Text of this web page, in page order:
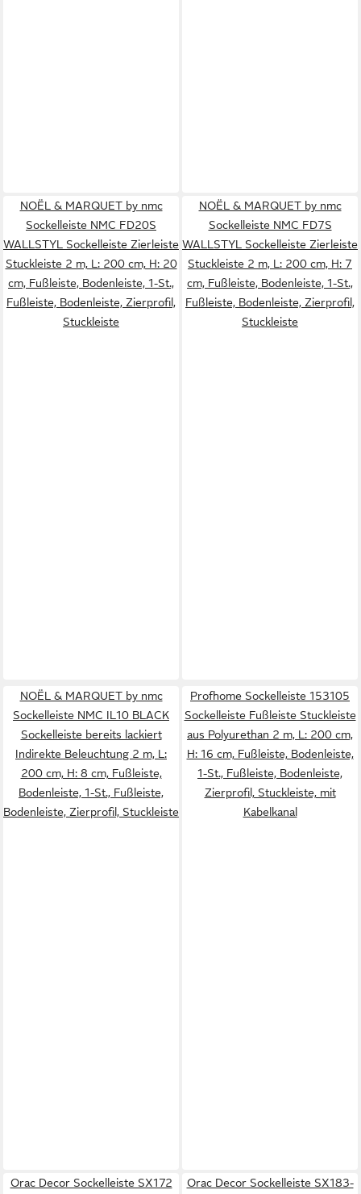
NOËL & MARQUET by nmc
Sockelleiste NMC FD20S
WALLSTYL Sockelleiste Zierleiste
Stuckleiste 2 m, L: 200 cm, H: 20
cm, Fußleiste, Bodenleiste, 1-St.,
Fußleiste, Bodenleiste, Zierprofil,
Stuckleiste
NOËL & MARQUET by nmc
Sockelleiste NMC FD7S
WALLSTYL Sockelleiste Zierleiste
Stuckleiste 2 m, L: 200 cm, H: 7
cm, Fußleiste, Bodenleiste, 1-St.,
Fußleiste, Bodenleiste, Zierprofil,
Stuckleiste
NOËL & MARQUET by nmc
Sockelleiste NMC IL10 BLACK
Sockelleiste bereits lackiert
Indirekte Beleuchtung 2 m, L:
200 cm, H: 8 cm, Fußleiste,
Bodenleiste, 1-St., Fußleiste,
Bodenleiste, Zierprofil, Stuckleiste
Profhome Sockelleiste 153105
Sockelleiste Fußleiste Stuckleiste
aus Polyurethan 2 m, L: 200 cm,
H: 16 cm, Fußleiste, Bodenleiste,
1-St., Fußleiste, Bodenleiste,
Zierprofil, Stuckleiste, mit
Kabelkanal
Orac Decor Sockelleiste SX172
Orac Decor Sockelleiste SX183-